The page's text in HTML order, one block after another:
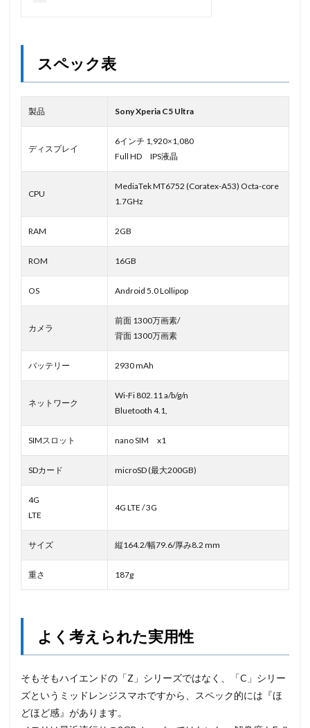
スペック表
製品 Sony Xperia C5 Ultra
ディスプレイ
6インチ 1,920×1,080
Full HD IPS液晶
CPU
MediaTek MT6752 (Coratex-A53) Octa-core
1.7GHz
RAM 2GB
ROM 16GB
OS Android 5.0 Lollipop
カメラ
前面 1300万画素/
背面 1300万画素
バッテリー 2930 mAh
ネットワーク
Wi-Fi 802.11 a/b/g/n
Bluetooth 4.1,
SIMスロット nano SIM x1
SDカード microSD (最大200GB)
4G
LTE
4G LTE / 3G
サイズ 縦164.2/幅79.6/厚み8.2 mm
重さ 187g
よく考えられた実用性
そもそもハイエンドの「Z」シリーズではなく、「C」シリー
ズというミッドレンジスマホですから、スペック的には『ほ
どほど感』があります。